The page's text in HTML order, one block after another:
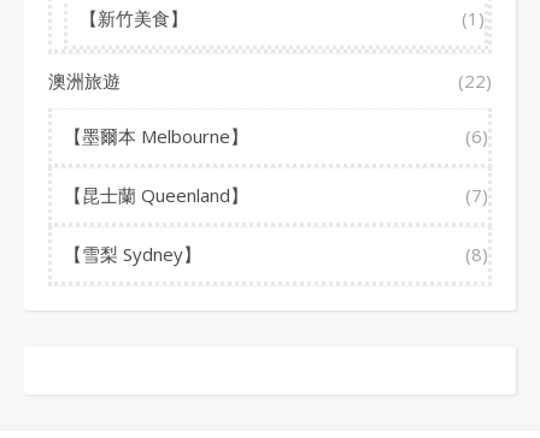
【新竹美食】 (1)
澳洲旅遊 (22)
【墨爾本 Melbourne】 (6)
【昆士蘭 Queenland】 (7)
【雪梨 Sydney】 (8)